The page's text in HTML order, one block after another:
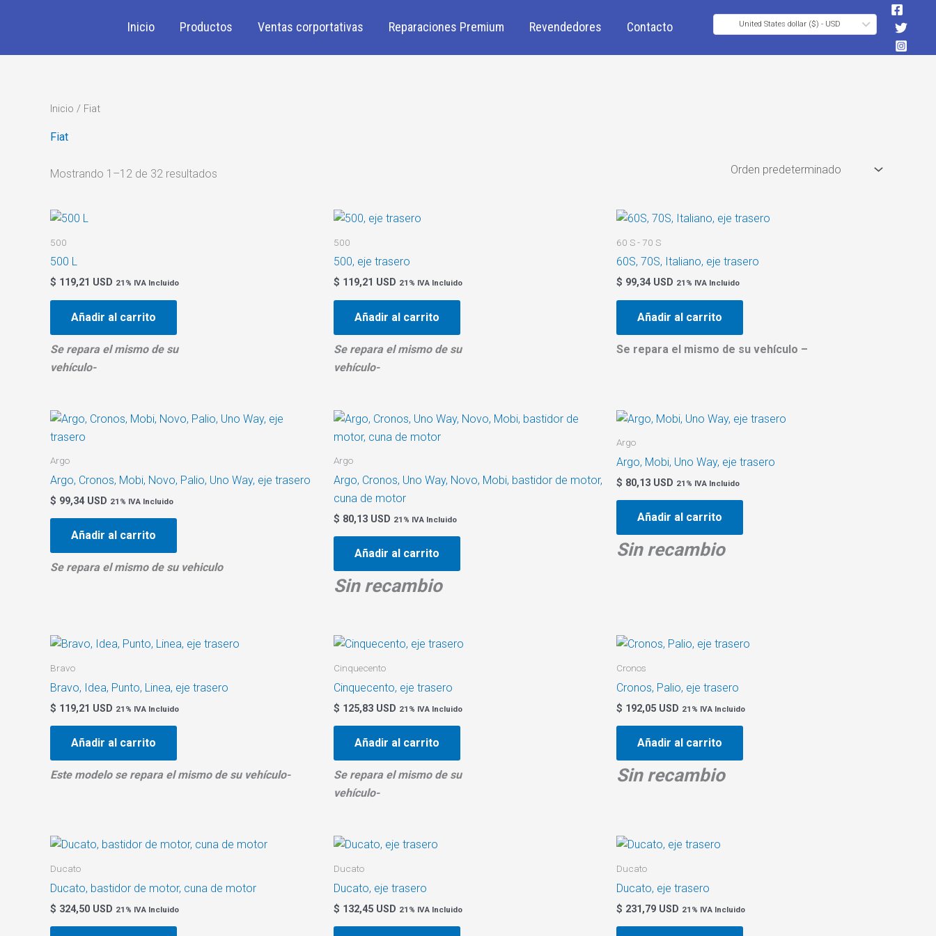
Inicio Productos Ventas corportativas Reparaciones Premium Revendedores Contacto United States dollar ($) - USD
Inicio / Fiat
Fiat
Mostrando 1–12 de 32 resultados
500
500 L
$ 119,21 USD 21% IVA Incluido
Añadir al carrito
Se repara el mismo de su
vehículo-
500
500, eje trasero
$ 119,21 USD 21% IVA Incluido
Añadir al carrito
Se repara el mismo de su
vehículo-
60 S - 70 S
60S, 70S, Italiano, eje trasero
$ 99,34 USD 21% IVA Incluido
Añadir al carrito
Se repara el mismo de su vehículo –
Argo
Argo, Cronos, Mobi, Novo, Palio, Uno Way, eje trasero
$ 99,34 USD 21% IVA Incluido
Añadir al carrito
Se repara el mismo de su vehiculo
Argo
Argo, Cronos, Uno Way, Novo, Mobi, bastidor de motor,
cuna de motor
$ 80,13 USD 21% IVA Incluido
Añadir al carrito
Sin recambio
Argo
Argo, Mobi, Uno Way, eje trasero
$ 80,13 USD 21% IVA Incluido
Añadir al carrito
Sin recambio
Bravo
Bravo, Idea, Punto, Linea, eje trasero
$ 119,21 USD 21% IVA Incluido
Añadir al carrito
Este modelo se repara el mismo de su vehículo-
Cinquecento
Cinquecento, eje trasero
$ 125,83 USD 21% IVA Incluido
Añadir al carrito
Se repara el mismo de su
vehículo-
Cronos
Cronos, Palio, eje trasero
$ 192,05 USD 21% IVA Incluido
Añadir al carrito
Sin recambio
Ducato
Ducato, bastidor de motor, cuna de motor
$ 324,50 USD 21% IVA Incluido
Ducato
Ducato, eje trasero
$ 132,45 USD 21% IVA Incluido
Ducato
Ducato, eje trasero
$ 231,79 USD 21% IVA Incluido